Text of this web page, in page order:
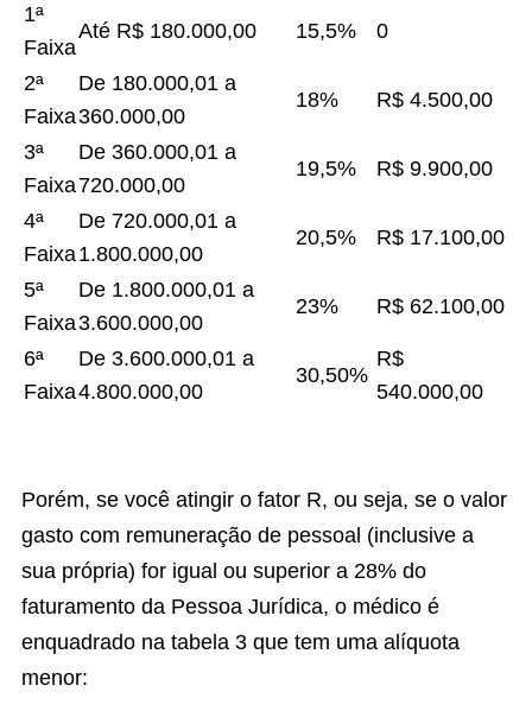
1ª
Faixa
Até R$ 180.000,00 15,5% 0
2ª
Faixa
De 180.000,01 a
360.000,00
18% R$ 4.500,00
3ª
Faixa
De 360.000,01 a
720.000,00
19,5% R$ 9.900,00
4ª
Faixa
De 720.000,01 a
1.800.000,00
20,5% R$ 17.100,00
5ª
Faixa
De 1.800.000,01 a
3.600.000,00
23% R$ 62.100,00
6ª
Faixa
De 3.600.000,01 a
4.800.000,00
30,50%
R$
540.000,00
Porém, se você atingir o fator R, ou seja, se o valor
gasto com remuneração de pessoal (inclusive a
sua própria) for igual ou superior a 28% do
faturamento da Pessoa Jurídica, o médico é
enquadrado na tabela 3 que tem uma alíquota
menor: